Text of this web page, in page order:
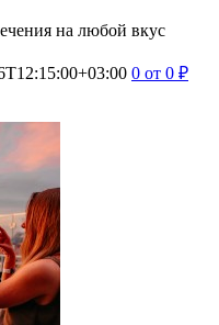
на любой вкус
0 от 0 ₽